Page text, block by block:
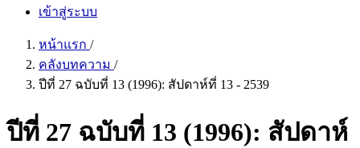
เข้าสู่ระบบ
หน้าแรก /
คลังบทความ /
ปีที่ 27 ฉบับที่ 13 (1996): สัปดาห์ที่ 13 - 2539
ปีที่ 27 ฉบับที่ 13 (1996): สัปดาห์